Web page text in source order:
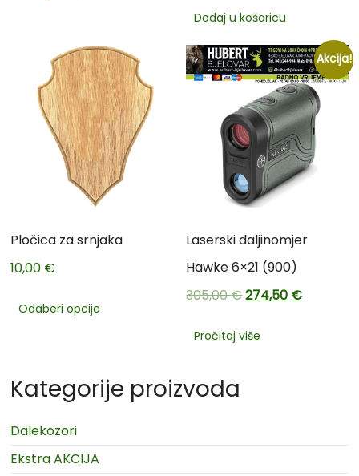
Dodaj u košaricu
Pločica za srnjaka
10,00 €
Odaberi opcije
Akcija!
Laserski daljinomjer
Hawke 6×21 (900)
305,00€274,50 €
Pročitaj više
Kategorije proizvoda
Dalekozori
Ekstra AKCIJA